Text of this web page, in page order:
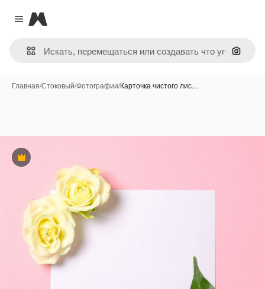
Close menu
Magnific
Поиск
Главная/Стоковый/Фотографии/Карточка чистого лис…
Премиум